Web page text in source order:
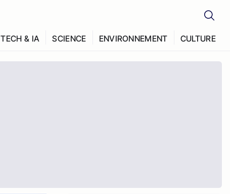
TECH & IA SCIENCE ENVIRONNEMENT CULTURE